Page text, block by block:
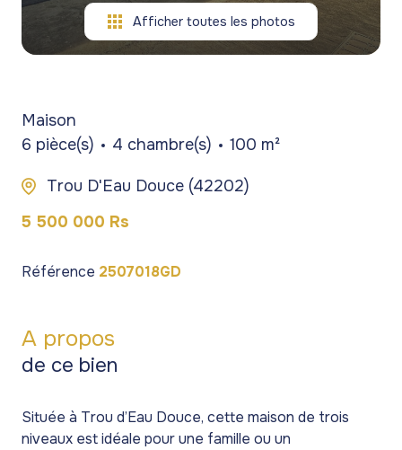
Afficher toutes les photos
Maison
6 pièce(s)
4 chambre(s) 100 m²
Trou D'Eau Douce (42202)
5 500 000 Rs
Référence 2507018GD
A propos
de ce bien
Située à Trou d’Eau Douce, cette maison de trois
niveaux est idéale pour une famille ou un